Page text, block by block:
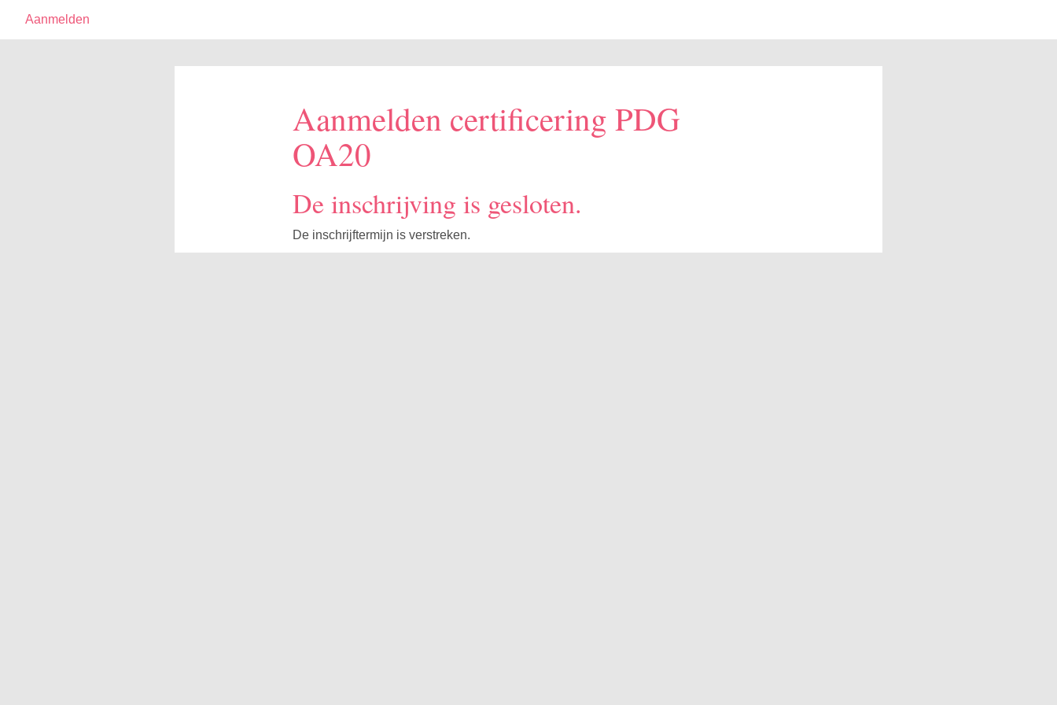
Aanmelden
Aanmelden certificering PDG
OA20
De inschrijving is gesloten.
De inschrijftermijn is verstreken.